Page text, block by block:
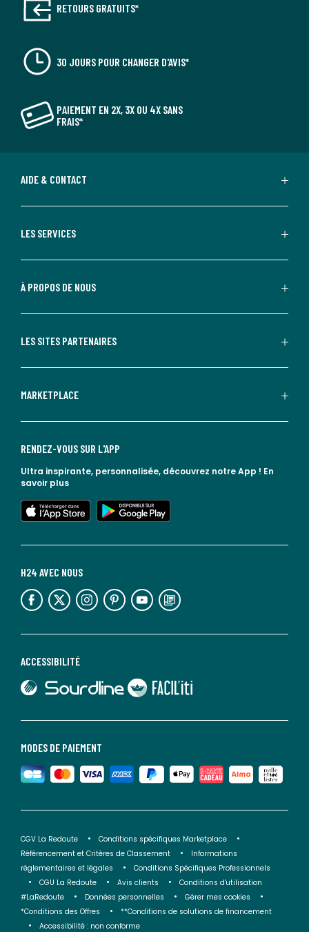
RETOURS GRATUITS*
30 JOURS POUR CHANGER D'AVIS*
PAIEMENT EN 2X, 3X OU 4X SANS
FRAIS*
AIDE & CONTACT
LES SERVICES
À PROPOS DE NOUS
LES SITES PARTENAIRES
MARKETPLACE
MODES DE PAIEMENT
ACCESSIBILITÉ
lien vers Faciliti
H24 AVEC NOUS
lien vers l'espace réseaux sociaux lien vers l'espace réseaux sociaux lien vers l'espace réseaux sociaux lien vers l'espace réseaux sociaux lien vers l'espace réseaux sociaux lien vers le blog la redoute
RENDEZ-VOUS SUR L'APP
Ultra inspirante, personnalisée, découvrez notre App ! En
savoir plus
lien vers l'app store
lien vers google play
CGV La Redoute
Conditions spécifiques Marketplace
Référencement et Critères de Classement
Informations
réglementaires et légales
Conditions Spécifiques Professionnels
CGU La Redoute
Avis clients
Conditions d'utilisation
#LaRedoute
Données personnelles
Gérer mes cookies
*Conditions des Offres
**Conditions de solutions de financement
Accessibilité : non conforme